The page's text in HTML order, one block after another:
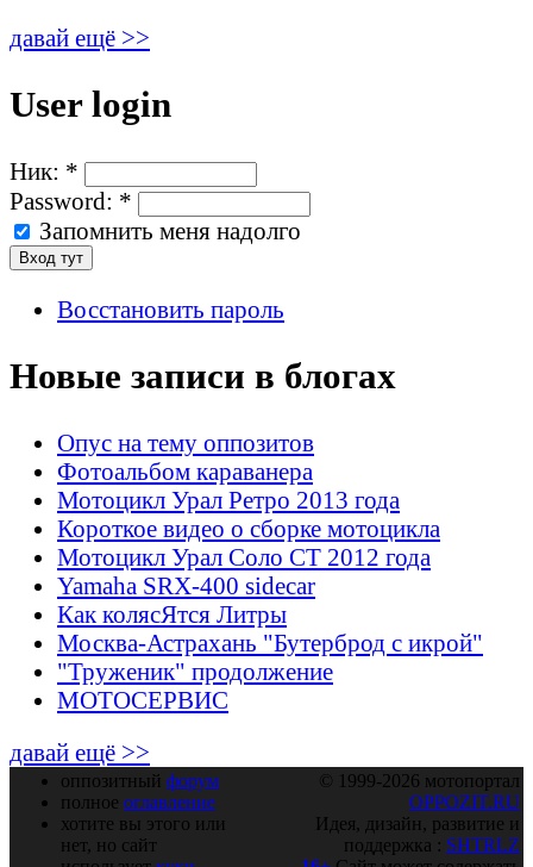
давай ещё >>
User login
Ник: *
Password: *
Запомнить меня надолго
Восстановить пароль
Новые записи в блогах
Опус на тему оппозитов
Фотоальбом караванера
Мотоцикл Урал Ретро 2013 года
Короткое видео о сборке мотоцикла
Мотоцикл Урал Соло СТ 2012 года
Yamaha SRX-400 sidecar
Как колясЯтся Литры
Москва-Астрахань "Бутерброд с икрой"
"Труженик" продолжение
МОТОСЕРВИС
давай ещё >>
оппозитный форум
полное оглавление
хотите вы этого или
нет, но сайт
© 1999-2026 мотопортал
OPPOZIT.RU
Идея, дизайн, развитие и
поддержка : SHTRLZ